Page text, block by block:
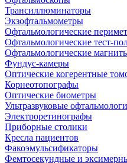
Трансиллюминаторы
Экзофтальмометры
Офтальмологические
Офтальмологические тест-
Офтальмологические
Фундус-камеры
Оптические когерентные
Корнеотопографы
Оптические биометры
Ультразвуковые
Электроретинографы
Приборные столики
Кресла пациентов
Факоэмульсификаторы
Фемтосекундные и